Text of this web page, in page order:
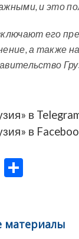
и это
его
а также
в
в
E
l
а
материалы